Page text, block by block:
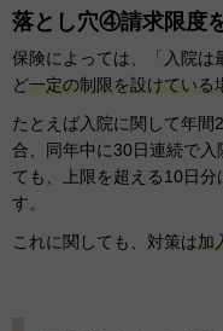
落とし穴④請求限度
保険によっては、「入院は
ど一定の制限を設けている
たとえば入院に関して年間
合、同年中に30日連続で
ても、上限を超える10日
す。
これに関しても、対策は加